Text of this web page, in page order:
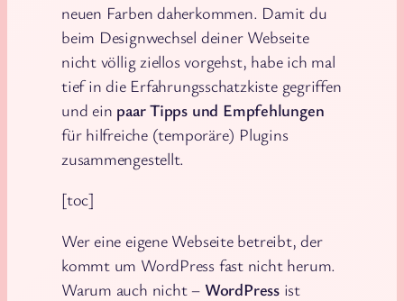
neuen Farben daherkommen. Damit du
beim Designwechsel deiner Webseite
nicht völlig ziellos vorgehst, habe ich mal
tief in die Erfahrungsschatzkiste gegriffen
und ein paar Tipps und Empfehlungen
für hilfreiche (temporäre) Plugins
zusammengestellt.
[toc]
Wer eine eigene Webseite betreibt, der
kommt um WordPress fast nicht herum.
Warum auch nicht – WordPressist